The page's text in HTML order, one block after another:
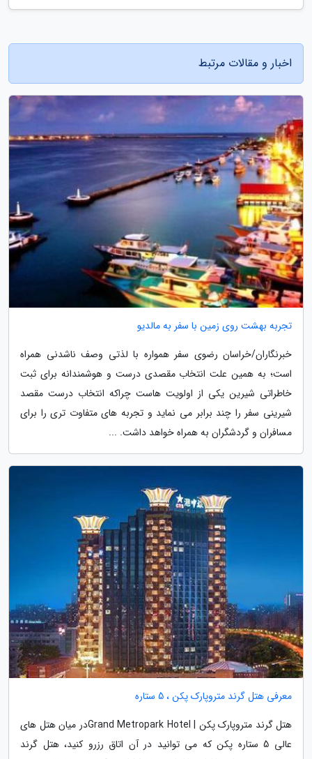
اخبار و مقالات مرتبط
تجربه بهشت روی زمین با سفر به مالدیو
خبرنگاران/خراسان رضوی سفر همواره با لذتی وصف ناشدنی همراه
است؛ به همین علت انتخاب مقصدی درست و هوشمندانه برای ثبت
خاطراتی شیرین یکی از اولویت هاست چراکه انتخاب درست مقصد
شیرینی سفر را چند برابر می نماید و تجربه های متفاوت تری را برای
مسافران و گردشگران به همراه خواهد داشت. ...
معرفی هتل گرند متروپارک پکن ، 5 ستاره
هتل گرند متروپارک پکن | Grand Metropark Hotelدر میان هتل های
عالی 5 ستاره پکن که می توانید در آن اتاق رزرو کنید، هتل گرند